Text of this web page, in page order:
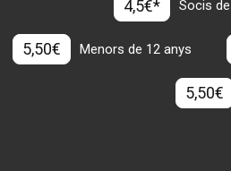
4,5€* Socis
5,50€ Menors de 12 anys
5,50€